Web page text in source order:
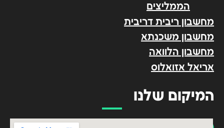
הממליצים
מחשבון ריבית דריבית
מחשבון משכנתא
מחשבון הלוואה
אריאל אזואלוס
המיקום שלנו